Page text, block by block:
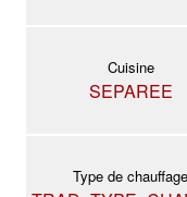
Cuisine
SEPAREE
Type de chauffage